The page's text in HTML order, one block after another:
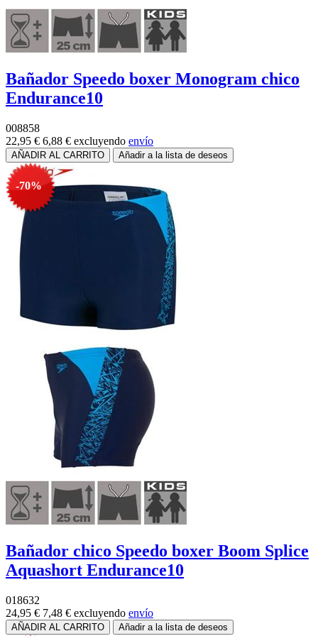
Bañador Speedo boxer Monogram chico
Endurance10
008858
22,95 € 6,88 € excluyendo envío
-70%
Bañador chico Speedo boxer Boom Splice
Aquashort Endurance10
018632
24,95 € 7,48 € excluyendo envío